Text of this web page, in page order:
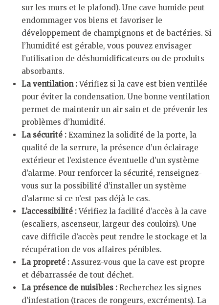
sur les murs et le plafond). Une cave humide peut
endommager vos biens et favoriser le
développement de champignons et de bactéries. Si
l’humidité est gérable, vous pouvez envisager
l’utilisation de déshumidificateurs ou de produits
absorbants.
La ventilation :Vérifiez si la cave est bien ventilée
pour éviter la condensation. Une bonne ventilation
permet de maintenir un air sain et de prévenir les
problèmes d’humidité.
La sécurité : Examinez la solidité de la porte, la
qualité de la serrure, la présence d’un éclairage
extérieur et l’existence éventuelle d’un système
d’alarme. Pour renforcer la sécurité, renseignez-
vous sur la possibilité d’installer un système
d’alarme si ce n’est pas déjà le cas.
L’accessibilité :Vérifiez la facilité d’accès à la cave
(escaliers, ascenseur, largeur des couloirs). Une
cave difficile d’accès peut rendre le stockage et la
récupération de vos affaires pénibles.
La propreté : Assurez-vous que la cave est propre
et débarrassée de tout déchet.
La présence de nuisibles : Recherchez les signes
d’infestation (traces de rongeurs, excréments). La